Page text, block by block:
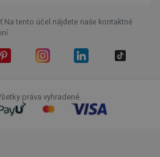
tento účel nájdete naše kontaktné
práva vyhradené.